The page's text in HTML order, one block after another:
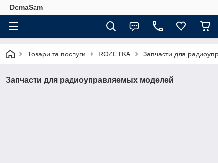
DomaSam
Товари та послуги ROZETKA Запчасти для
Запчасти для радиоуправляемых моделей